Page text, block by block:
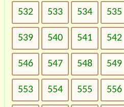
532 533 534 535
539 540 541 542
546 547 548 549
553 554 555 556